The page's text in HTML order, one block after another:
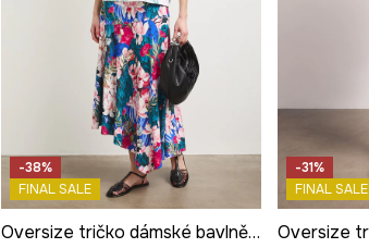
-38%
FINAL SALE
Oversize tričko dámské bavlněné s elastanem z kolekce Kit Mizeres x Medicine
-31%
FINAL SALE